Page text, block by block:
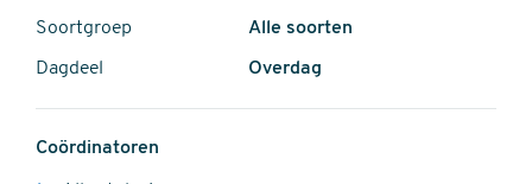
Soortgroep Alle soorten
Dagdeel Overdag
Coördinatoren